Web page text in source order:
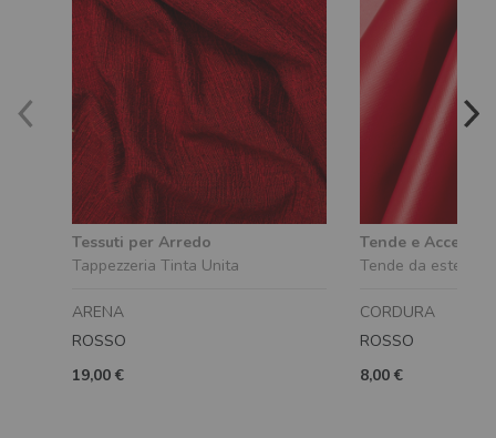
Tessuti per Arredo
Tappezzeria Tinta Unita
ARENA
ROSSO
19,00 €
Tende e Accessori
Tende da esterno
CORDURA
ROSSO
8,00 €